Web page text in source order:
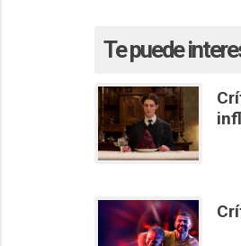
Te puede